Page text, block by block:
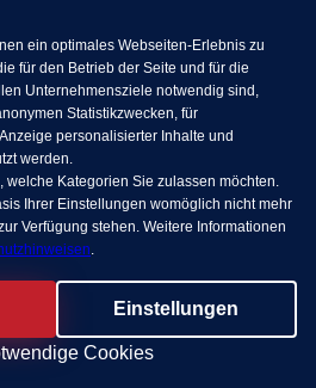
ein optimales Webseiten-Erlebnis zu
für den Betrieb der Seite und für die
Unternehmensziele notwendig sind,
Statistikzwecken, für
personalisierter Inhalte und
werden.
welche Kategorien Sie zulassen möchten.
Ihrer Einstellungen womöglich nicht mehr
Verfügung stehen. Weitere Informationen
.
Einstellungen
Cookies